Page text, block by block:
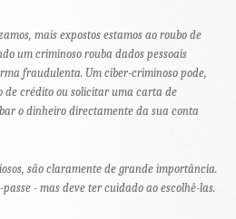
mais expostos estamos ao roubo de
um criminoso rouba dados pessoais
fraudulenta. Um ciber-criminoso pode,
crédito ou solicitar uma carta de
o dinheiro directamente da sua conta
são claramente de grande importância.
- mas deve ter cuidado ao escolhê-las.